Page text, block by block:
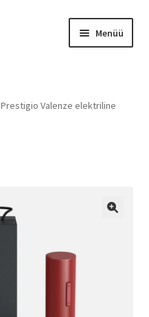
Menüü
Prestigio Valenze elektriline